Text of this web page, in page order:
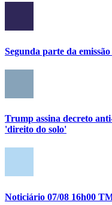
Segunda parte da
Trump assina decreto
'direito do solo'
Noticiário 07/08 16h00